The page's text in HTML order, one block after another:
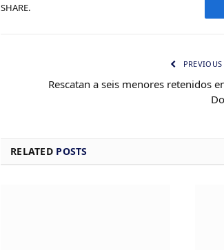
SHARE.
Rescatan a seis menores retenidos
RELATED POSTS